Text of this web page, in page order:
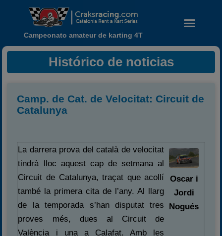
Noticias
Calendario
Temporada 2026
Carreras finalizadas
Campeonato
Campeonato amateur de karting 4T
Histórico de noticias
Camp. de Cat. de Velocitat: Circuit de
Catalunya
La darrera prova del català de velocitat
tindrà lloc aquest cap de setmana al
Circuit de Catalunya, traçat que acollí
també la primera cita de l’any. Al llarg
de la temporada s’han disputat tres
proves més, dues al Circuit de
València i una a Calafat. Amb les
Oscar i
Jordi
Nogués